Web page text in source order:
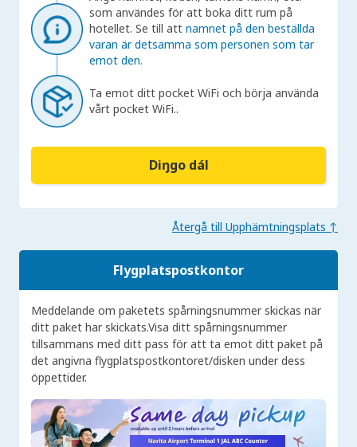
som användes för att boka ditt rum på
hotellet. Se till attnamnet på den beställda
varan är detsamma som personen som tar
emot den.
Ta emot ditt pocket WiFi och börja använda
vårt pocket WiFi..
Diŋgo dál
Återgå till Upphämtningsplats ↑
Flygplatspostkontor
Meddelande om paketets spårningsnummer skickas när
ditt paket har skickats.Visa ditt spårningsnummer
tillsammans med ditt pass för att ta emot ditt paket på
det angivna flygplatspostkontoret/disken under dess
öppettider.